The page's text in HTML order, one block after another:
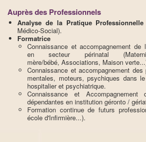
Auprès des Professionnels
Analyse de la Pratique Professionnelle
Médico-Social).
Formatrice
Connaissance et accompagnement de
en secteur périnatal
mère/bébé, Associations, Maison
Connaissance et accompagnement des
mentales, moteurs, psychiques dans
hospitalier et psychiatrique.
Connaissance et Accompagnement
dépendantes en institution géronto /
Formation continue de futurs
école d'Infirmière...).